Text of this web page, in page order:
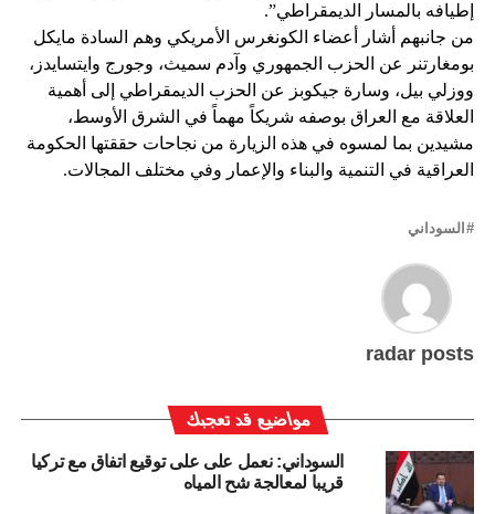
إطيافه بالمسار الديمقراطي”.
من جانبهم أشار أعضاء الكونغرس الأمريكي وهم السادة مايكل
بومغارتنر عن الحزب الجمهوري وآدم سميث، وجورج وايتسايدز،
ووزلي بيل، وسارة جيكوبز عن الحزب الديمقراطي إلى أهمية
العلاقة مع العراق بوصفه شريكاً مهماً في الشرق الأوسط،
مشيدين بما لمسوه في هذه الزيارة من نجاحات حققتها الحكومة
العراقية في التنمية والبناء والإعمار وفي مختلف المجالات.
السوداني
radar posts
مواضيع قد تعجبك
السوداني: نعمل على على توقيع اتفاق مع تركيا
قريبا لمعالجة شح المياه